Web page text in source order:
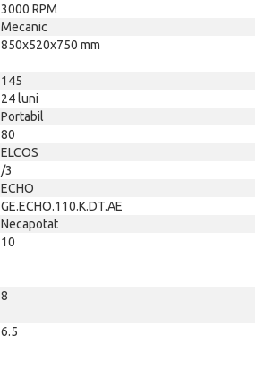
3000 RPM
Mecanic
850x520x750 mm
145
24 luni
Portabil
80
ELCOS
/3
ECHO
GE.ECHO.110.K.DT.AE
Necapotat
10
8
6.5